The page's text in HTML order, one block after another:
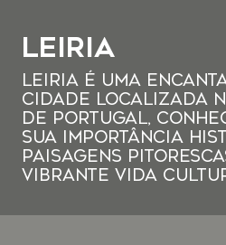
Leiria
Leiria é uma
cidade localizada
de Portugal,
sua importância
paisagens
vibrante vida